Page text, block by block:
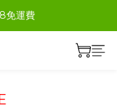
免運費